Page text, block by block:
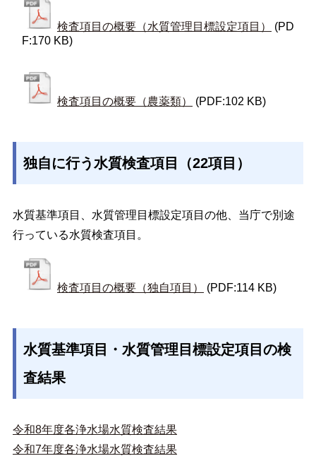
検査項目の概要（水質管理目標設定項目）
(PD
F:170 KB)
検査項目の概要（農薬類） (PDF:102 KB)
独自に行う水質検査項目（22項目）
水質基準項目、水質管理目標設定項目の他、当庁で別途
行っている水質検査項目。
検査項目の概要（独自項目） (PDF:114 KB)
水質基準項目・水質管理目標設定項目の検
査結果
令和8年度各浄水場水質検査結果
令和7年度各浄水場水質検査結果